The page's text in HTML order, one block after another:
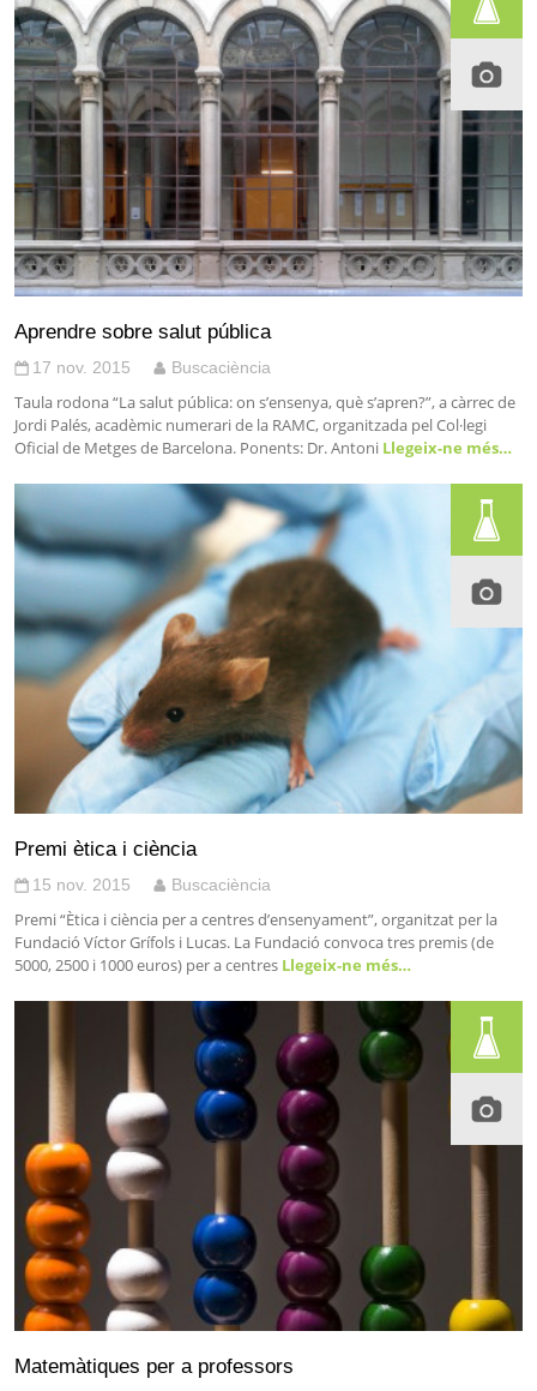
Aprendre sobre salut pública
17 nov. 2015 Buscaciència
Taula rodona “La salut pública: on s’ensenya, què s’apren?”, a càrrec de
Jordi Palés, acadèmic numerari de la RAMC, organitzada pel Col·legi
Oficial de Metges de Barcelona. Ponents: Dr. Antoni Llegeix-ne més…
Premi ètica i ciència
15 nov. 2015 Buscaciència
Premi “Ètica i ciència per a centres d’ensenyament”, organitzat per la
Fundació Víctor Grífols i Lucas. La Fundació convoca tres premis (de
5000, 2500 i 1000 euros) per a centres Llegeix-ne més…
Matemàtiques per a professors